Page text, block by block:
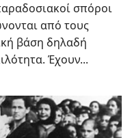
σπόροι
από τους
βάση δηλαδή
Έχουν...